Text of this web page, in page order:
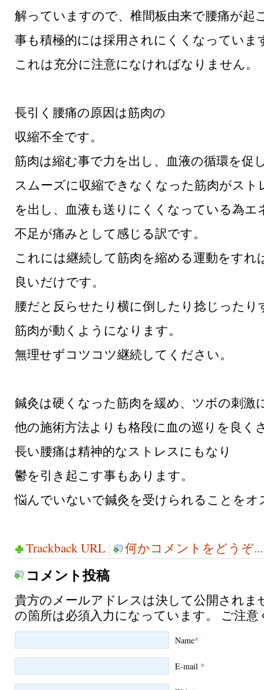
解っていますので、椎間板由来で腰痛が起
事も積極的には採用されにくくなっていま
これは充分に注意になければなりません。
長引く腰痛の原因は筋肉の
収縮不全です。
筋肉は縮む事で力を出し、血液の循環を促
スムーズに収縮できなくなった筋肉がスト
を出し、血液も送りにくくなっている為エ
不足が痛みとして感じる訳です。
これには継続して筋肉を縮める運動をすれ
良いだけです。
腰だと反らせたり横に倒したり捻じったり
筋肉が動くようになります。
無理せずコツコツ継続してください。
鍼灸は硬くなった筋肉を緩め、ツボの刺激
他の施術方法よりも格段に血の巡りを良く
長い腰痛は精神的なストレスにもなり
鬱を引き起こす事もあります。
悩んでいないで鍼灸を受けられることをオ
Trackback URL | 何かコメントをどうぞ...
コメント投稿
貴方のメールアドレスは決して公開されま
の箇所は必須入力になっています。 ご注
Name*
E-mail *